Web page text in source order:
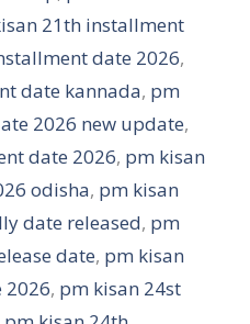
21th installment
date 2026,
date kannada, pm
2026 new update,
date 2026, pm kisan
odisha, pm kisan
date released, pm
date, pm kisan
, pm kisan 24st